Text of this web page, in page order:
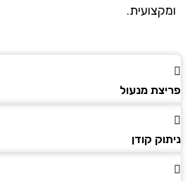
מנעול
קודן